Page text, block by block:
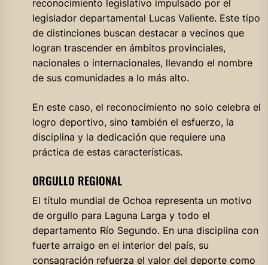
reconocimiento legislativo impulsado por el
legislador departamental Lucas Valiente. Este tipo
de distinciones buscan destacar a vecinos que
logran trascender en ámbitos provinciales,
nacionales o internacionales, llevando el nombre
de sus comunidades a lo más alto.
En este caso, el reconocimiento no solo celebra el
logro deportivo, sino también el esfuerzo, la
disciplina y la dedicación que requiere una
práctica de estas características.
ORGULLO REGIONAL
El título mundial de Ochoa representa un motivo
de orgullo para Laguna Larga y todo el
departamento Río Segundo. En una disciplina con
fuerte arraigo en el interior del país, su
consagración refuerza el valor del deporte como